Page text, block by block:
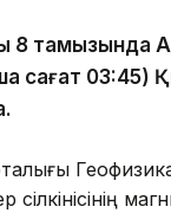
8 тамызында
сағат 03:45)
сілкінісінің